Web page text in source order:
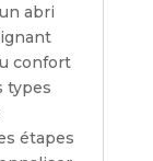
abri
confort
types
étapes